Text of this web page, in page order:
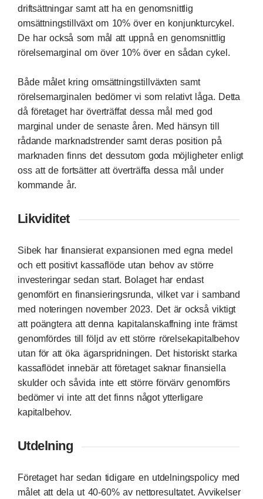
driftsättningar samt att ha en genomsnittlig
omsättningstillväxt om 10% över en konjunkturcykel.
De har också som mål att uppnå en genomsnittlig
rörelsemarginal om över 10% över en sådan cykel.
Både målet kring omsättningstillväxten samt
rörelsemarginalen bedömer vi som relativt låga. Detta
då företaget har överträffat dessa mål med god
marginal under de senaste åren. Med hänsyn till
rådande marknadstrender samt deras position på
marknaden finns det dessutom goda möjligheter enligt
oss att de fortsätter att överträffa dessa mål under
kommande år.
Likviditet
Sibek har finansierat expansionen med egna medel
och ett positivt kassaflöde utan behov av större
investeringar sedan start. Bolaget har endast
genomfört en finansieringsrunda, vilket var i samband
med noteringen november 2023. Det är också viktigt
att poängtera att denna kapitalanskaffning inte främst
genomfördes till följd av ett större rörelsekapitalbehov
utan för att öka ägarspridningen. Det historiskt starka
kassaflödet innebär att företaget saknar finansiella
skulder och såvida inte ett större förvärv genomförs
bedömer vi inte att det finns något ytterligare
kapitalbehov.
Utdelning
Företaget har sedan tidigare en utdelningspolicy med
målet att dela ut 40-60% av nettoresultatet. Avvikelser